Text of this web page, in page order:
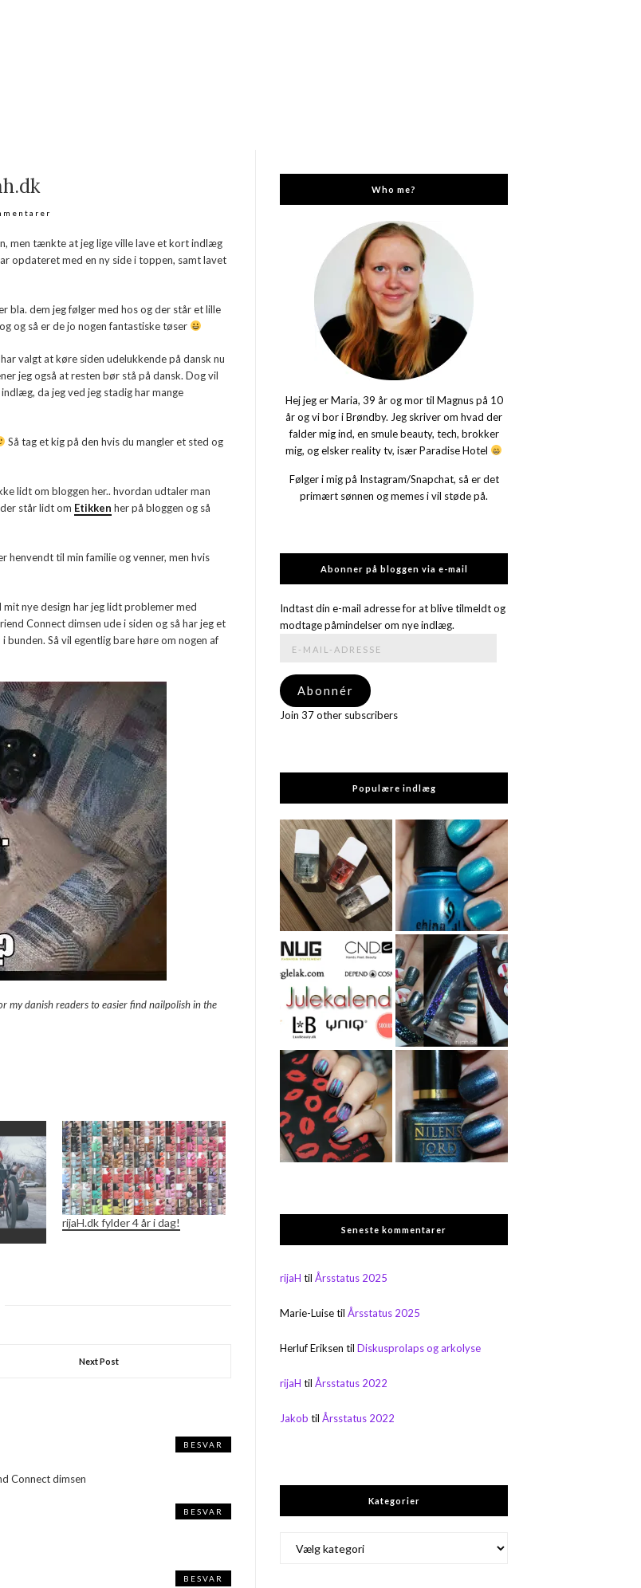
men tænkte at jeg lige ville lave et kort indlæg
opdateret med en ny side i toppen, samt lavet
bla. dem jeg følger med hos og der står et lille
og så er de jo nogen fantastiske tøser
valgt at køre siden udelukkende på dansk nu
jeg også at resten bør stå på dansk. Dog vil
da jeg ved jeg stadig har mange
Så tag et kig på den hvis du mangler et sted og
lidt om bloggen her.. hvordan udtaler man
står lidt om Etikken her på bloggen og så
henvendt til min familie og venner, men hvis
nye design har jeg lidt problemer med
Connect dimsen ude i siden og så har jeg et
Så vil egentlig bare høre om nogen af
my danish readers to easier find nailpolish in the
rijaH.dk fylder 4 år i dag!
Next Post
Connect dimsen
BESVAR
BESVAR
BESVAR
Who me?
Hej jeg er Maria, 39 år og mor til Magnus på 10
år og vi bor i Brøndby. Jeg skriver om hvad der
falder mig ind, en smule beauty, tech, brokker
mig, og elsker reality tv, især Paradise Hotel
Følger i mig på Instagram/Snapchat, så er det
primært sønnen og memes i vil støde på.
Abonner på bloggen via e-mail
Indtast din e-mail adresse for at blive tilmeldt og
modtage påmindelser om nye indlæg.
adresse
Abonnér
Join 37 other subscribers
Populære indlæg
Seneste kommentarer
rijaH tilÅrsstatus 2025
Marie-LuisetilÅrsstatus 2025
Herluf Eriksen tilDiskusprolaps og arkolyse
rijaH tilÅrsstatus 2022
Jakob tilÅrsstatus 2022
Kategorier